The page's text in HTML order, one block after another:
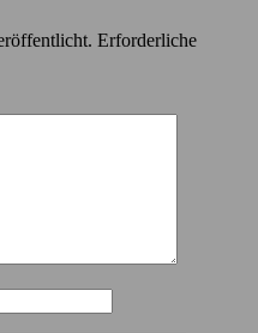
Erforderliche